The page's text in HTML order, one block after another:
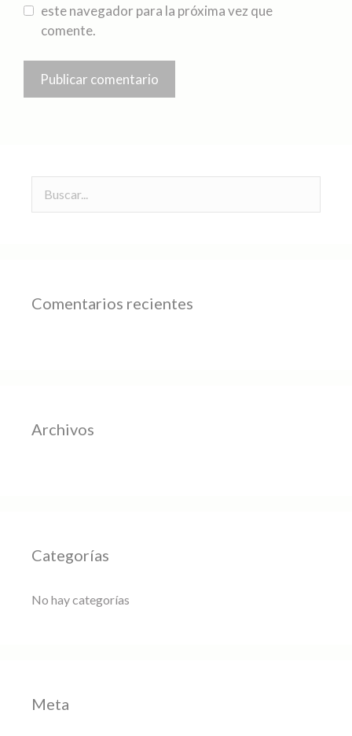
este navegador para la próxima vez que
comente.
Comentarios recientes
Archivos
Categorías
No hay categorías
Meta